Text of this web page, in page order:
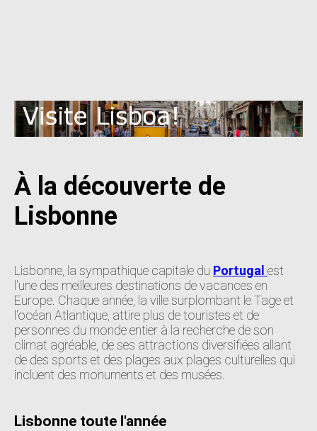
À la découverte de
Lisbonne
Lisbonne, la sympathique capitale du Portugal est
l'une des meilleures destinations de vacances en
Europe. Chaque année, la ville surplombant le Tage et
l'océan Atlantique, attire plus de touristes et de
personnes du monde entier à la recherche de son
climat agréable, de ses attractions diversifiées allant
de des sports et des plages aux plages culturelles qui
incluent des monuments et des musées.
Lisbonne toute l'année